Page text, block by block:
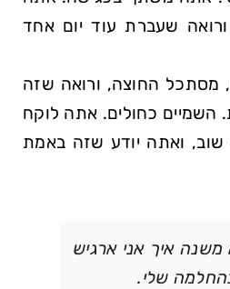
שעברת עוד יום אחד
מסתכל החוצה, ורואה שזה
השמיים כחולים. אתה לוקח
שוב, ואתה יודע שזה באמת
איך אני ארגיש
שלי.